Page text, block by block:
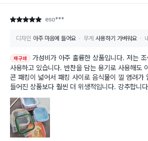
별점 5점 eso***
디자인 아주 마음에 들어요 무게 사용하기 가벼워요
재구매
가성비가 아주 훌륭한 상품입니다. 저는
사용하고 있습니다. 반찬을 담는 용기로 사용해도
콘 패킹이 넓어서 패킹 사이로 음식물이 낄 염려가
들어진 상품보다 훨씬 더 위생적입니다. 강추합니